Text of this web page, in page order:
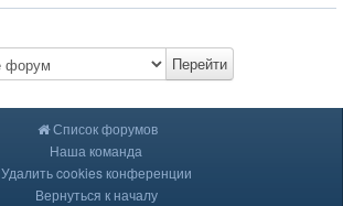
Перейти
Список форумов
Наша команда
Удалить cookies конференции
Вернуться к началу